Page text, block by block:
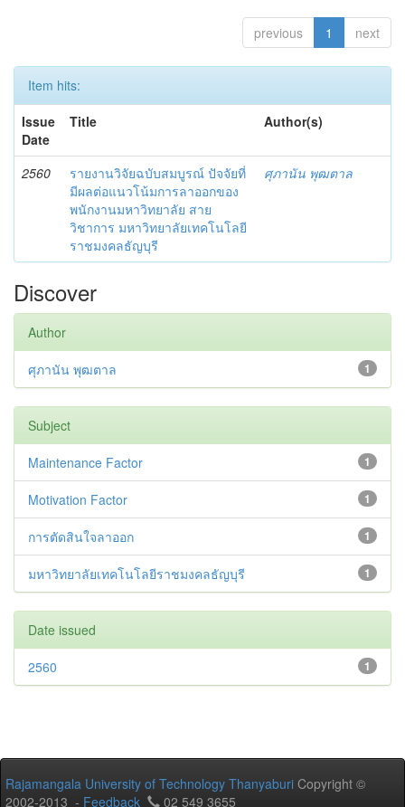
previous 1 next
Item hits:
Issue
Date
Title Author(s)
2560
รายงานวิจัยฉบับสมบูรณ์ ปัจจัยที่
มีผลต่อแนวโน้มการลาออกของ
พนักงานมหาวิทยาลัย สาย
วิชาการ มหาวิทยาลัยเทคโนโลยี
ราชมงคลธัญบุรี
ศุภานัน พุฒตาล
Discover
Author
1
ศุภานัน พุฒตาล
Subject
1
Maintenance Factor
1
Motivation Factor
1
การตัดสินใจลาออก
1
มหาวิทยาลัยเทคโนโลยีราชมงคลธัญบุรี
Date issued
1
2560
Rajamangala University of Technology Thanyaburi Copyright ©
2002-2013 - Feedback 02 549 3655